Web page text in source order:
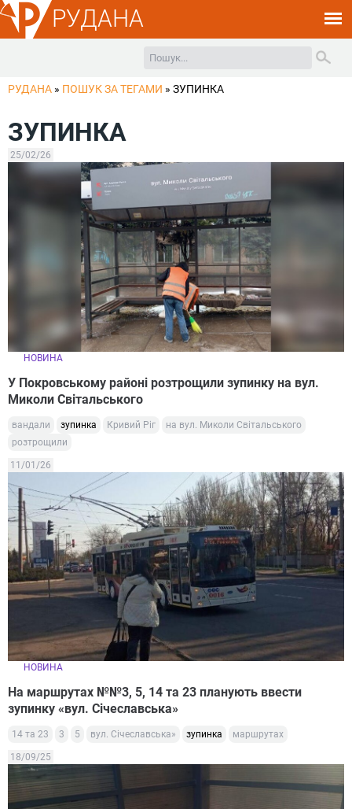
РУДАНА
РУДАНА » ПОШУК ЗА ТЕГАМИ » ЗУПИНКА
ЗУПИНКА
25/02/26
НОВИНА
У Покровському районі розтрощили зупинку на вул.
Миколи Світальського
вандали зупинка Кривий Ріг
на вул. Миколи Світальського
розтрощили
11/01/26
НОВИНА
На маршрутах №№3, 5, 14 та 23 планують ввести
зупинку «вул. Січеславська»
14 та 23 3 5 вул. Січеславська» зупинка маршрутах
18/09/25